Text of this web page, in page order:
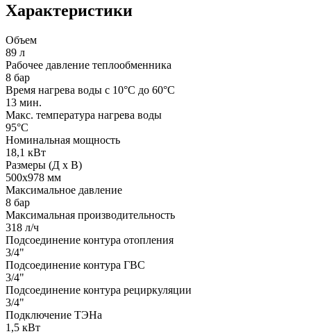
Характеристики
Объем
89 л
Рабочее давление теплообменника
8 бар
Время нагрева воды с 10°C до 60°C
13 мин.
Макс. температура нагрева воды
95°С
Номинальная мощность
18,1 кВт
Размеры (Д х В)
500х978 мм
Максимальное давление
8 бар
Максимальная производительность
318 л/ч
Подсоединение контура отопления
3/4"
Подсоединение контура ГВС
3/4"
Подсоединение контура рециркуляции
3/4"
Подключение ТЭНа
1,5 кВт